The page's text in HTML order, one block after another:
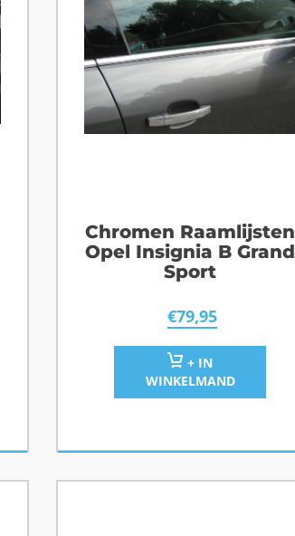
Chromen Raamlijsten
Opel Insignia B Grand
Sport
€79,95
+ IN
WINKELMAND